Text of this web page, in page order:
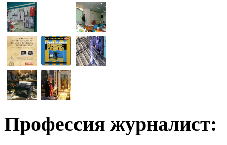
Профессия журналист: